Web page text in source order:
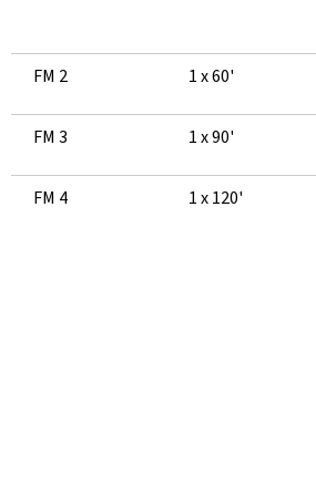
FM 2 1 x 60'
FM 3 1 x 90'
FM 4 1 x 120'